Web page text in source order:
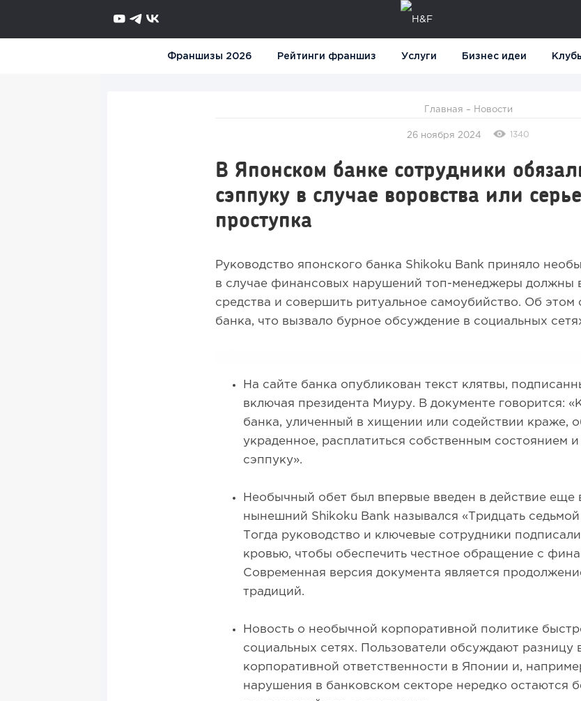
Франшизы 2026 Рейтинги франшиз Услуги Бизнес идеи
Главная – Новости
26 ноября 2024 1340
В Японском банке сотрудники
сэппуку в случае воровства или
проступка
Руководство японского банка Shikoku Bank приняло
в случае финансовых нарушений топ-менеджеры должны
средства и совершить ритуальное самоубийство. Об
банка, что вызвало бурное обсуждение в социальных
На сайте банка опубликован текст клятвы,
включая президента Миуру. В документе говорится:
банка, уличенный в хищении или содействии краже,
украденное, расплатиться собственным состоянием
сэппуку».
Необычный обет был впервые введен в действие еще
нынешний Shikoku Bank назывался «Тридцать
Тогда руководство и ключевые сотрудники
кровью, чтобы обеспечить честное обращение с
Современная версия документа является
традиций.
Новость о необычной корпоративной политике
социальных сетях. Пользователи обсуждают разницу
корпоративной ответственности в Японии и,
нарушения в банковском секторе нередко остаются